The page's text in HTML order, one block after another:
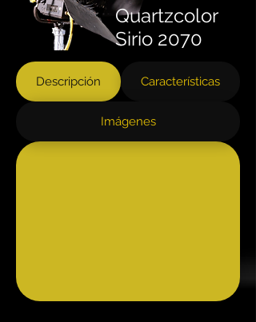
Quartzcolor
Sirio 2070
Descripción Características
Imágenes